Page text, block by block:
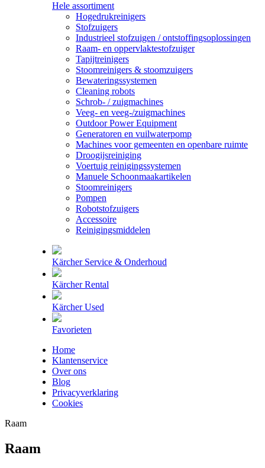
Hele assortiment
Hogedrukreinigers
Stofzuigers
Industrieel stofzuigen / ontstoffingsoplossingen
Raam- en oppervlaktestofzuiger
Tapijtreinigers
Stoomreinigers & stoomzuigers
Bewateringssystemen
Cleaning robots
Schrob- / zuigmachines
Veeg- en veeg-/zuigmachines
Outdoor Power Equipment
Generatoren en vuilwaterpomp
Machines voor gemeenten en openbare ruimte
Droogijsreiniging
Voertuig reinigingssystemen
Manuele Schoonmaakartikelen
Stoomreinigers
Pompen
Robotstofzuigers
Accessoire
Reinigingsmiddelen
Kärcher Service & Onderhoud
Kärcher Rental
Kärcher Used
Favorieten
Home
Klantenservice
Over ons
Blog
Privacyverklaring
Cookies
Raam
Raam